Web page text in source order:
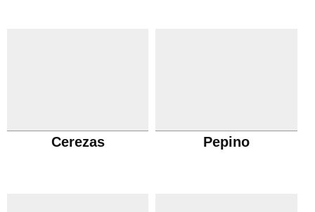
Cerezas Pepino